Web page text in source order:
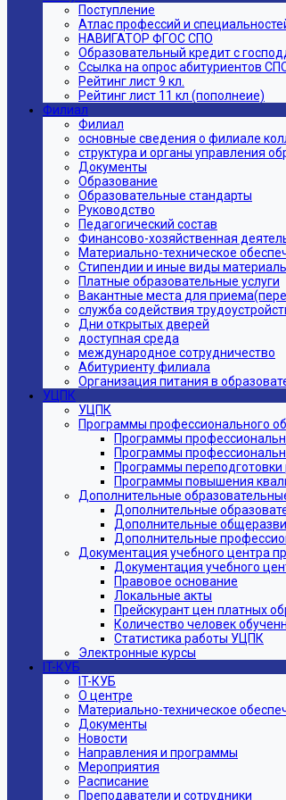
Поступление
Атлас профессий и
НАВИГАТОР ФГОС СПО
Образовательный кредит с
Ссылка на опрос абитуриентов
Рейтинг лист 9 кл.
Рейтинг лист 11 кл (пополнеие)
Филиал
Филиал
основные сведения о филиале
структура и органы управления
Документы
Образование
Образовательные стандарты
Руководство
Педагогический состав
Финансово-хозяйственная
Материально-техническое
Стипендии и иные виды
Платные образовательные услуги
Вакантные места для
служба содействия
Дни открытых дверей
доступная среда
международное сотрудничество
Абитуриенту филиала
Организация питания в
УЦПК
УЦПК
Программы профессионального
Программы
Программы
Программы
Программы повышения
Дополнительные
Дополнительные
Дополнительные
Дополнительные
Документация учебного центра
Документация учебного
Правовое основание
Локальные акты
Прейскурант цен платных
Количество человек
Статистика работы УЦПК
Электронные курсы
IT-КУБ
IT-КУБ
О центре
Материально-техническое
Документы
Новости
Направления и программы
Мероприятия
Расписание
Преподаватели и сотрудники